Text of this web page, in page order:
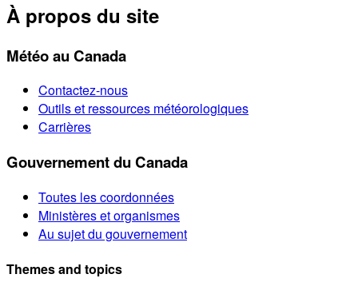
À propos du site
Météo au Canada
Contactez-nous
Outils et ressources météorologiques
Carrières
Gouvernement du Canada
Toutes les coordonnées
Ministères et organismes
Au sujet du gouvernement
Themes and topics